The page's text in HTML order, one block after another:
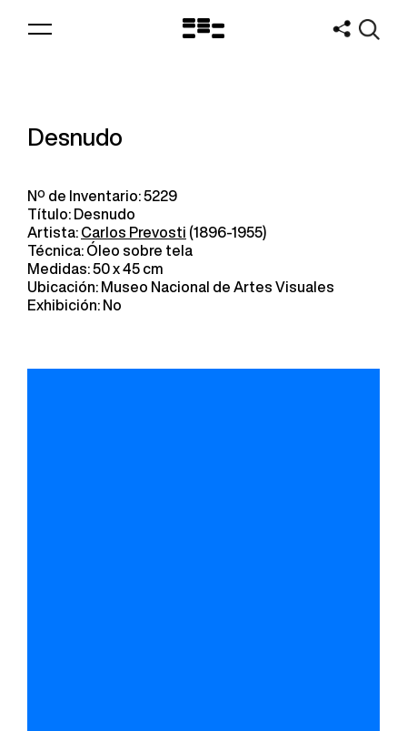
Logo
Desnudo
Nº de Inventario: 5229
Título: Desnudo
Artista: Carlos Prevosti (1896-1955)
Técnica: Óleo sobre tela
Medidas: 50 x 45 cm
Ubicación: Museo Nacional de Artes Visuales
Exhibición: No